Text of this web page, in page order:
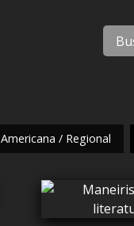
Americana / Regional